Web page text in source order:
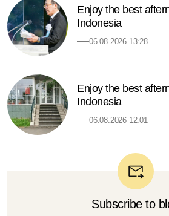
Enjoy the best
Indonesia
06.08.2026 13:28
Enjoy the best
Indonesia
06.08.2026 12:01
Subscribe to